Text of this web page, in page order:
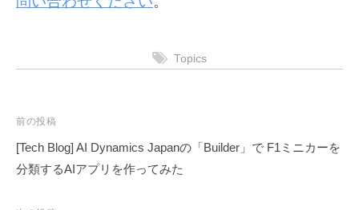
Topics
投
稿
ナ
前の投稿
[Tech Blog] AI Dynamics Japanの「Builder」で F1ミニカーを
分類するAIアプリを作ってみた